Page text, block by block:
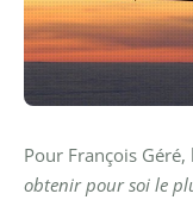
Pour François
obtenir pour soi le